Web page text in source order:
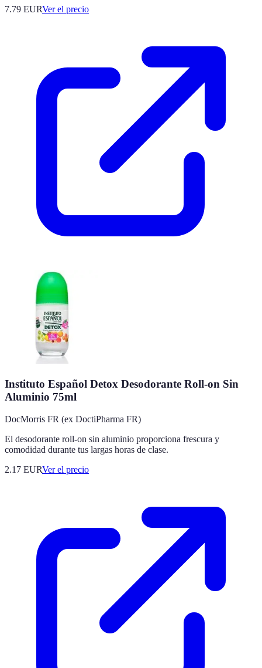
7.79 EURVer el precio
Instituto Español Detox Desodorante Roll-on Sin
Aluminio 75ml
DocMorris FR (ex DoctiPharma FR)
El desodorante roll-on sin aluminio proporciona frescura y
comodidad durante tus largas horas de clase.
2.17 EURVer el precio